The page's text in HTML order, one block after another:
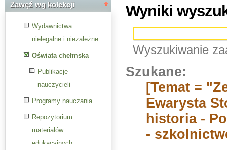
Zawęź wg kolekcji
Wydawnictwa
nielegalne i niezależne
Oświata chełmska
Publikacje
nauczycieli
Programy nauczania
Repozytorium
materiałów
edukacyjnych
Wyniki
Wyszukiwanie
Szukane:
[Temat =
Ewarysta
historia -
-